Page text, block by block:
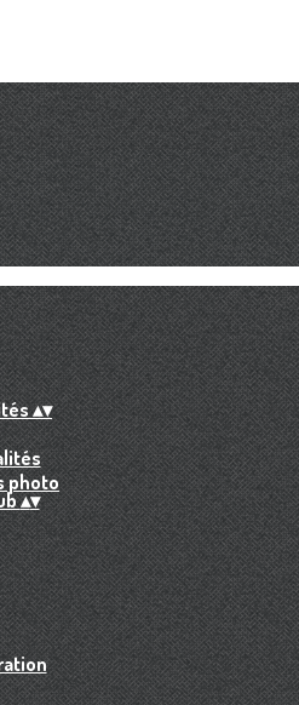
▴▾
photo
▴▾